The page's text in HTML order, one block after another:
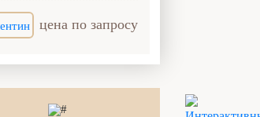
цена по запросу